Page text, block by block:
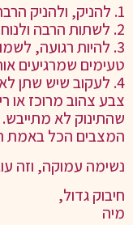
1. להניק, ולהניק הרבה.
2. לשתות הרבה ולנוח.
3. להיות רגועה,
טעימים שמרגיעים
4. לעקוב שיש שתן
צבע צהוב מרוכז או
שהתינוק לא מתייבש.
המצבים הכל באמת
נשימה עמוקה, וזה
חיבוק גדול,
מיה